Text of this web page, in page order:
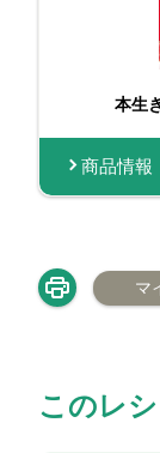
本生
商品情報
マ
このレ